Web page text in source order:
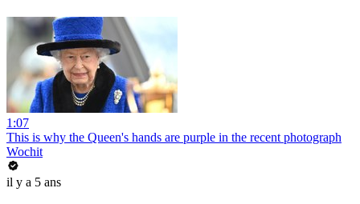
1:07
This is why the Queen's hands are purple in the recent photograph
Wochit
il y a 5 ans